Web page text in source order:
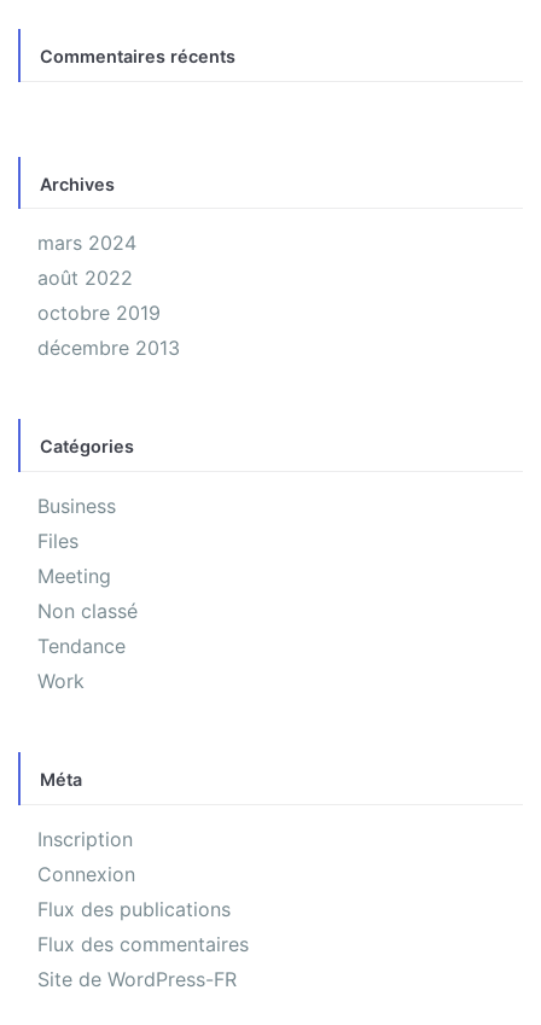
Commentaires récents
Archives
mars 2024
août 2022
octobre 2019
décembre 2013
Catégories
Business
Files
Meeting
Non classé
Tendance
Work
Méta
Inscription
Connexion
Flux des publications
Flux des commentaires
Site de WordPress-FR